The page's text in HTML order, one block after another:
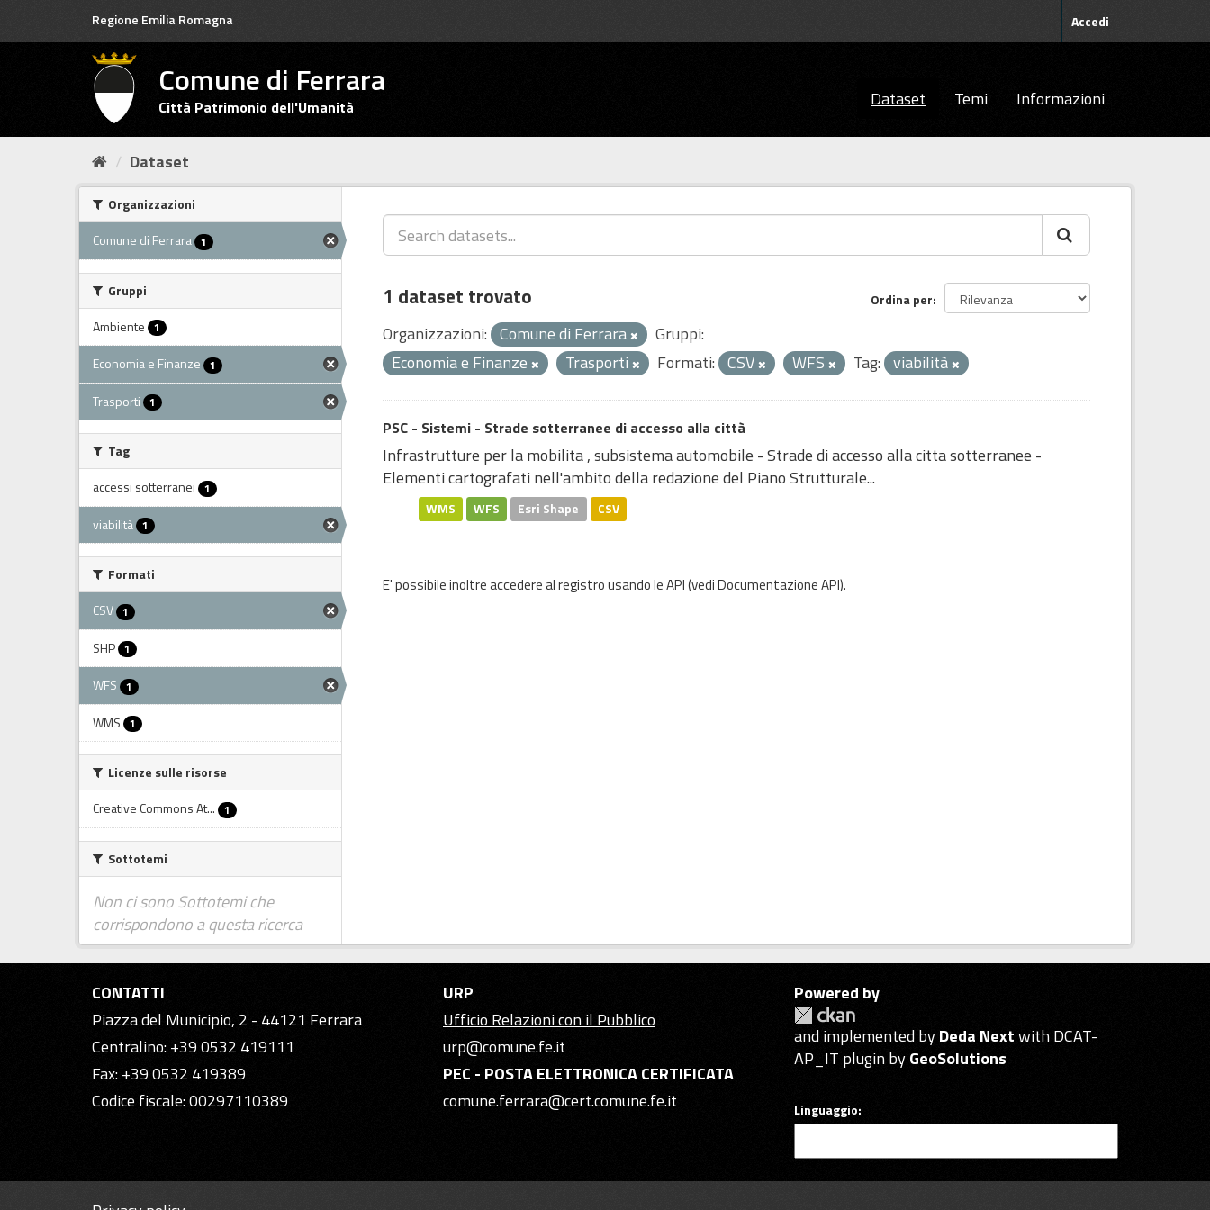
Regione Emilia Romagna Accedi
Comune di Ferrara
Città Patrimonio dell'Umanità Dataset Temi Informazioni
Dataset
Organizzazioni
Comune di Ferrara 1
Gruppi
Ambiente 1
Economia e Finanze 1
Trasporti 1
Tag
accessi sotterranei 1
viabilità 1
Formati
CSV 1
SHP 1
WFS 1
WMS 1
Licenze sulle risorse
Creative Commons At... 1
Sottotemi
Non ci sono Sottotemi che
corrispondono a questa ricerca
Ordina per
1 dataset trovato
Organizzazioni: Comune di Ferrara
Gruppi:
Economia e Finanze
Trasporti Formati: CSV WFS Tag: viabilità
PSC - Sistemi - Strade sotterranee di accesso alla città
Infrastrutture per la mobilita , subsistema automobile - Strade di accesso alla citta sotterranee -
Elementi cartografati nell'ambito della redazione del Piano Strutturale...
WMS WFS Esri Shape CSV
E' possibile inoltre accedere al registro usando leAPI(vediDocumentazione API).
CONTATTI
Piazza del Municipio, 2 - 44121 Ferrara
Centralino: +39 0532 419111
Fax: +39 0532 419389
Codice fiscale: 00297110389
URP
Ufficio Relazioni con il Pubblico
urp@comune.fe.it
PEC - POSTA ELETTRONICA CERTIFICATA
comune.ferrara@cert.comune.fe.it
Powered by
and implemented byDeda Nextwith DCAT-
AP_IT plugin byGeoSolutions
Linguaggio